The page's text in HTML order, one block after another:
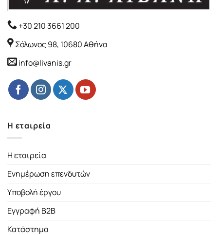
+30 210 3661 200
Σόλωνος 98, 10680 Αθήνα
info@livanis.gr
Η εταιρεία
Η εταιρεία
Ενημέρωση επενδυτών
Υποβολή έργου
Εγγραφή B2B
Κατάστημα